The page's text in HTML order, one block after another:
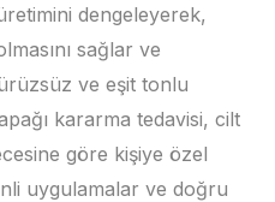
dengeleyerek,
sağlar ve
ve eşit tonlu
kararma tedavisi, cilt
göre kişiye özel
uygulamalar ve doğru